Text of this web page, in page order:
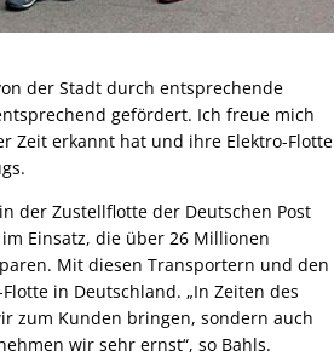
der Stadt durch entsprechende
gefördert. Ich freue mich
Zeit erkannt hat und ihre Elektro-Flotte
der Zustellflotte der Deutschen Post
Einsatz, die über 26 Millionen
Mit diesen Transportern und den
in Deutschland. „In Zeiten des
zum Kunden bringen, sondern auch
wir sehr ernst“, so Bahls.